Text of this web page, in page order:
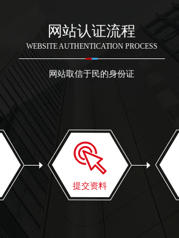
网站认证流程
WEBSITE AUTHENTICATION PROCESS
网站取信于民的身份证
提交资料